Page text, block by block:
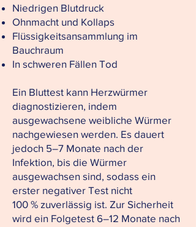
Niedrigen Blutdruck
Ohnmacht und Kollaps
Flüssigkeitsansammlung im
Bauchraum
In schweren Fällen Tod
Ein Bluttest kann Herzwürmer
diagnostizieren, indem
ausgewachsene weibliche Würmer
nachgewiesen werden. Es dauert
jedoch 5–7 Monate nach der
Infektion, bis die Würmer
ausgewachsen sind, sodass ein
erster negativer Test nicht
100 % zuverlässig ist. Zur Sicherheit
wird ein Folgetest 6–12 Monate nach